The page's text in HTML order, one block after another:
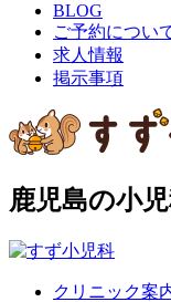
BLOG
ご予約につい
求人情報
掲示事項
鹿児島の小
クリニック案